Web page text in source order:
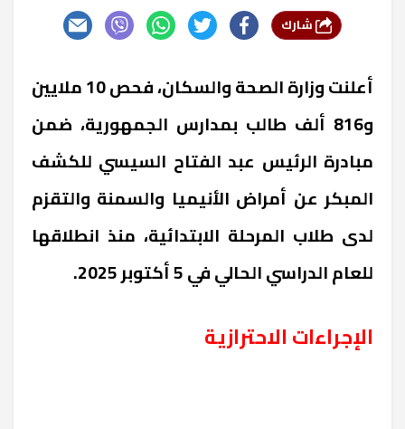
أعلنت وزارة الصحة والسكان، فحص 10 ملايين
و816 ألف طالب بمدارس الجمهورية، ضمن
مبادرة الرئيس عبد الفتاح السيسي للكشف
المبكر عن أمراض الأنيميا والسمنة والتقزم
لدى طلاب المرحلة الابتدائية، منذ انطلاقها
للعام الدراسي الحالي في 5 أكتوبر 2025.
الإجراءات الاحترازية